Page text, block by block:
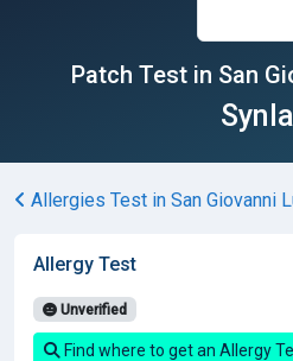
Patch Test in San
Allergies Test in San Giovanni
Allergy Test
Unverified
Find where to get an Allergy